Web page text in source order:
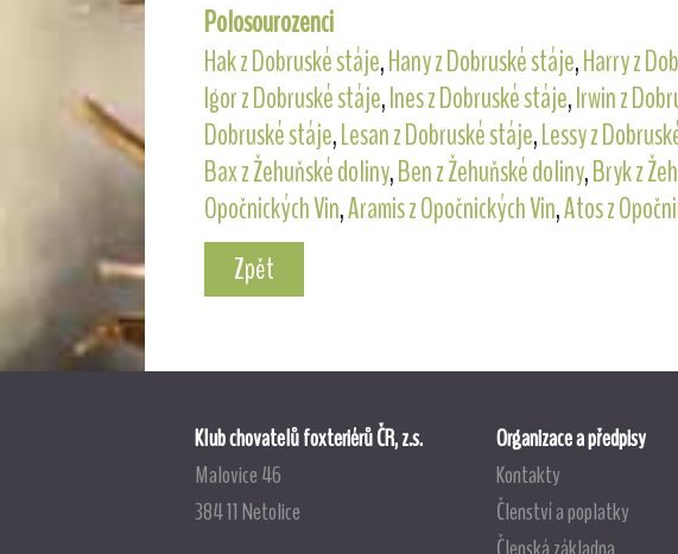
Polosourozenci
Hak z Dobruské stáje,Hany z Dobruské stáje,Harry z
Igor z Dobruské stáje,Ines z Dobruské stáje,Irwin z
Dobruské stáje,Lesan z Dobruské stáje,Lessy z
Bax z Žehuňské doliny,Ben z Žehuňské doliny,Bryk z
Opočnických Vin,Aramis z Opočnických Vin,Atos z
Zpět
Klub chovatelů foxteriérů ČR, z.s.
Malovice 46
384 11 Netolice
Organizace a předpisy
Kontakty
Členství a poplatky